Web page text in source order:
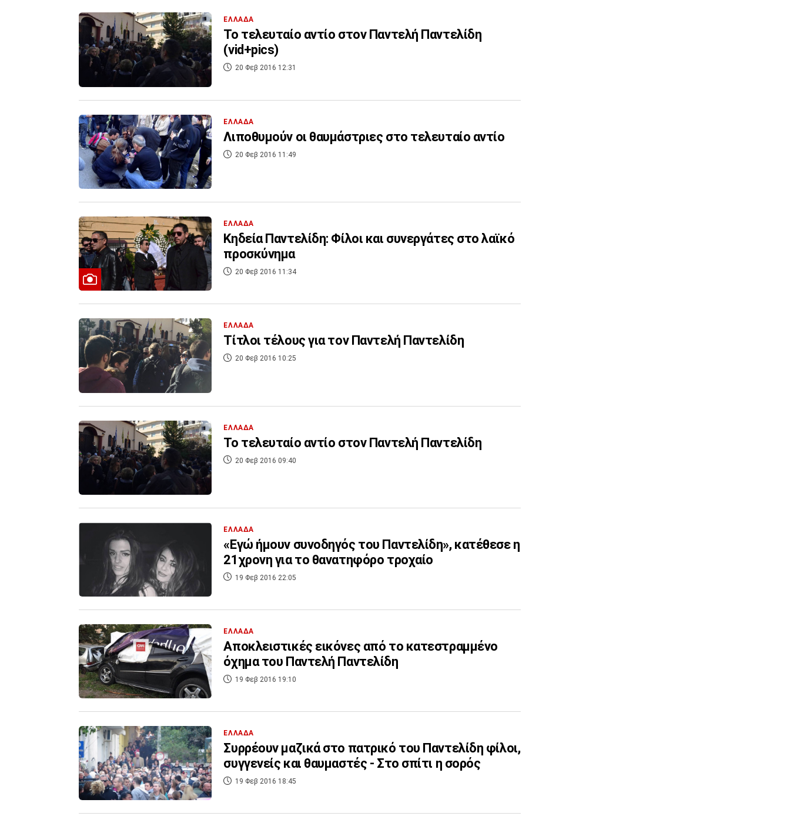
ΕΛΛΑΔΑ
Το τελευταίο αντίο στον Παντελή Παντελίδη
(vid+pics)
20 Φεβ 2016 12:31
ΕΛΛΑΔΑ
Λιποθυμούν οι θαυμάστριες στο τελευταίο αντίο
20 Φεβ 2016 11:49
ΕΛΛΑΔΑ
Κηδεία Παντελίδη: Φίλοι και συνεργάτες στο λαϊκό
προσκύνημα
20 Φεβ 2016 11:34
ΕΛΛΑΔΑ
Τίτλοι τέλους για τον Παντελή Παντελίδη
20 Φεβ 2016 10:25
ΕΛΛΑΔΑ
Το τελευταίο αντίο στον Παντελή Παντελίδη
20 Φεβ 2016 09:40
ΕΛΛΑΔΑ
«Εγώ ήμουν συνοδηγός του Παντελίδη», κατέθεσε η
21χρονη για το θανατηφόρο τροχαίο
19 Φεβ 2016 22:05
ΕΛΛΑΔΑ
Αποκλειστικές εικόνες από το κατεστραμμένο
όχημα του Παντελή Παντελίδη
19 Φεβ 2016 19:10
ΕΛΛΑΔΑ
Συρρέουν μαζικά στο πατρικό του Παντελίδη φίλοι,
συγγενείς και θαυμαστές - Στο σπίτι η σορός
19 Φεβ 2016 18:45